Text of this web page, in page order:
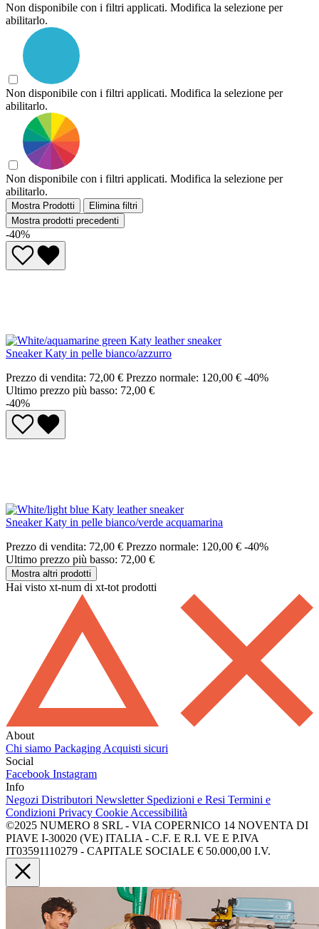
Non disponibile con i filtri applicati. Modifica la selezione per
abilitarlo.
Non disponibile con i filtri applicati. Modifica la selezione per
abilitarlo.
Non disponibile con i filtri applicati. Modifica la selezione per
abilitarlo.
Mostra Prodotti
Elimina filtri
Mostra prodotti precedenti
-40%
Sneaker Katy in pelle bianco/azzurro
Prezzo di vendita: 72,00 € Prezzo normale: 120,00 € -40%
Ultimo prezzo più basso: 72,00 €
-40%
Sneaker Katy in pelle bianco/verde acquamarina
Prezzo di vendita: 72,00 € Prezzo normale: 120,00 € -40%
Ultimo prezzo più basso: 72,00 €
Mostra altri prodotti
Hai visto xt-num di xt-tot prodotti
About
Chi siamo Packaging Acquisti sicuri
Social
Facebook Instagram
Info
Negozi Distributori Newsletter Spedizioni e Resi Termini e
Condizioni Privacy Cookie Accessibilità
©2025 NUMERO 8 SRL - VIA COPERNICO 14 NOVENTA DI
PIAVE I-30020 (VE) ITALIA - C.F. E R.I. VE E P.IVA
IT03591110279 - CAPITALE SOCIALE € 50.000,00 I.V.